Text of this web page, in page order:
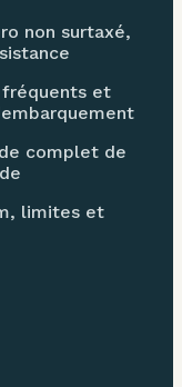
non surtaxé,
fréquents et
complet de
limites et